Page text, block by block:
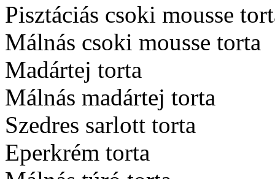
Pisztáciás csoki mousse
Málnás csoki mousse torta
Madártej torta
Málnás madártej torta
Szedres sarlott torta
Eperkrém torta